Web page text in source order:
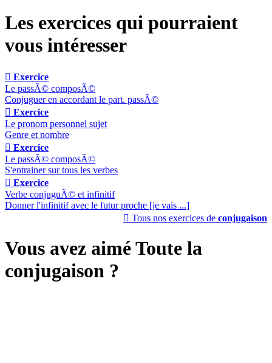
Les exercices qui pourraient
vous intéresser
 Exercice
Le passÃ© composÃ©
Conjuguer en accordant le part. passÃ©
 Exercice
Le pronom personnel sujet
Genre et nombre
 Exercice
Le passÃ© composÃ©
S'entrainer sur tous les verbes
 Exercice
Verbe conjuguÃ© et infinitif
Donner l'infinitif avec le futur proche [je vais ...]
 Tous nos exercices de conjugaison
Vous avez aimé Toute la
conjugaison ?